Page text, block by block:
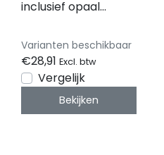
inclusief opaal
x 30,92 mm -
XL306WIT
Varianten beschikbaar
€28,91 Excl. btw
Vergelijk
Bekijken